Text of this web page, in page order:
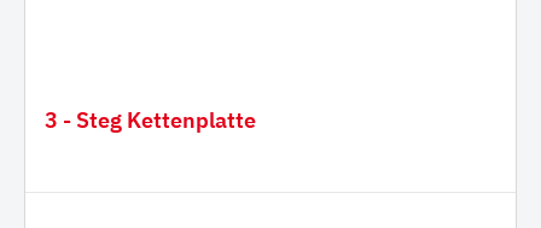
3 - Steg Kettenplatte